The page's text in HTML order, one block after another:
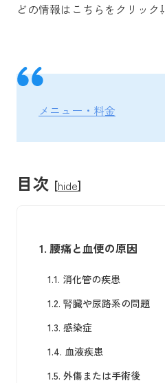
どの情報はこちらをクリック⇩
メニュー・料金
目次 [hide]
1. 腰痛と血便の原因
1.1. 消化管の疾患
1.2. 腎臓や尿路系の問題
1.3. 感染症
1.4. 血液疾患
1.5. 外傷または手術後